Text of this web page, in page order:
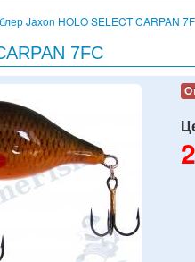
Jaxon HOLO SELECT CARPAN 7F
7FC